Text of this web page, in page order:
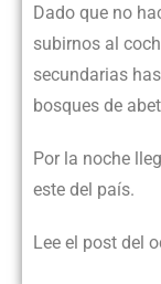
Dado que no
subirnos al
secundarias
bosques de
Por la noche
este del país.
Lee el post del